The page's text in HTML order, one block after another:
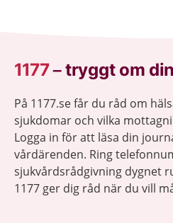
1177–tryggt om
På 1177.se får du råd om
sjukdomar och vilka
Logga in för att läsa din
vårdärenden. Ring
sjukvårdsrådgivning dygnet
1177 ger dig råd när du vill